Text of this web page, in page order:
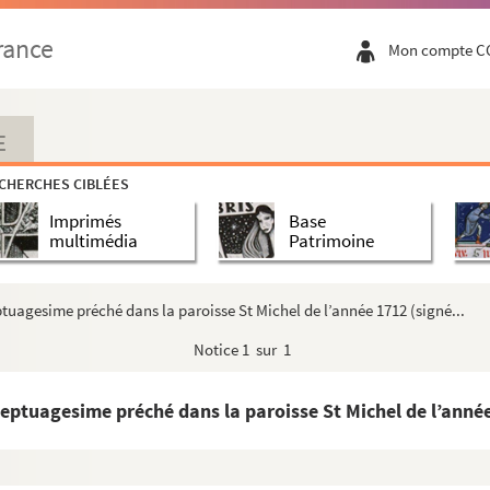
Mon compte
CIBLÉES
Imprimés
multimédia
Base
Patrimoine
préché dans la paroisse St Michel de l’année 1712 (signé...
Notice 1 sur 1
préché dans la paroisse St Michel de
des principes de la religion de J.C. Premi...
Crupti - venditi. 1753 , suivi deProbatoriae Pra...
l’Orleanese, e suoi Confini, nella Francia. ...
perçus à Orléans pour la ville, pour le Roi et...